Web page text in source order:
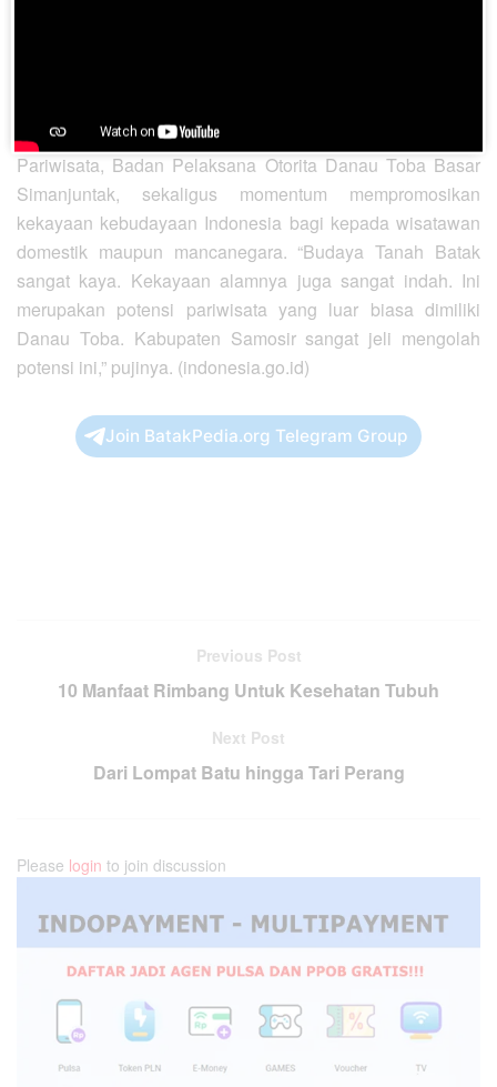
Atraksi budaya ini juga, kata Direktur Pemasaran
Pariwisata, Badan Pelaksana Otorita Danau Toba Basar
Simanjuntak, sekaligus momentum mempromosikan
kekayaan kebudayaan Indonesia bagi kepada wisatawan
domestik maupun mancanegara. “Budaya Tanah Batak
sangat kaya. Kekayaan alamnya juga sangat indah. Ini
merupakan potensi pariwisata yang luar biasa dimiliki
Danau Toba. Kabupaten Samosir sangat jeli mengolah
potensi ini,” pujinya. (indonesia.go.id)
Join BatakPedia.org Telegram Group
Previous Post
10 Manfaat Rimbang Untuk Kesehatan Tubuh
Next Post
Dari Lompat Batu hingga Tari Perang
Please login to join discussion